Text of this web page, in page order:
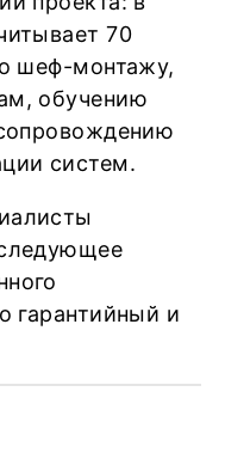
70
шеф-монтажу,
обучению
систем.
гарантийный и